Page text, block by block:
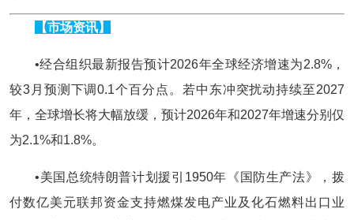
【市场资讯】
•经合组织最新报告预计2026年全球经济增速为2.8%，
较3月预测下调0.1个百分点。若中东冲突扰动持续至2027
年，全球增长将大幅放缓，预计2026年和2027年增速分别仅
为2.1%和1.8%。
•美国总统特朗普计划援引1950年《国防生产法》，拨
付数亿美元联邦资金支持燃煤发电产业及化石燃料出口业